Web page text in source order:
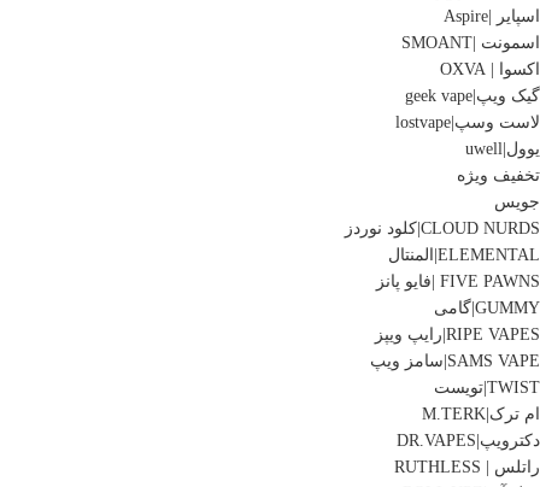
اسپایر |Aspire
اسمونت |SMOANT
اکسوا | OXVA
گیک ویپ|geek vape
لاست وسپ|lostvape
یوول|uwell
تخفیف ویژه
جویس
CLOUD NURDS|کلود نوردز
ELEMENTAL|المنتال
FIVE PAWNS |فایو پانز
GUMMY|گامی
RIPE VAPES|رایپ ویپز
SAMS VAPE|سامز ویپ
TWIST|تویست
ام ترک|M.TERK
دکترویپ|DR.VAPES
راتلس | RUTHLESS